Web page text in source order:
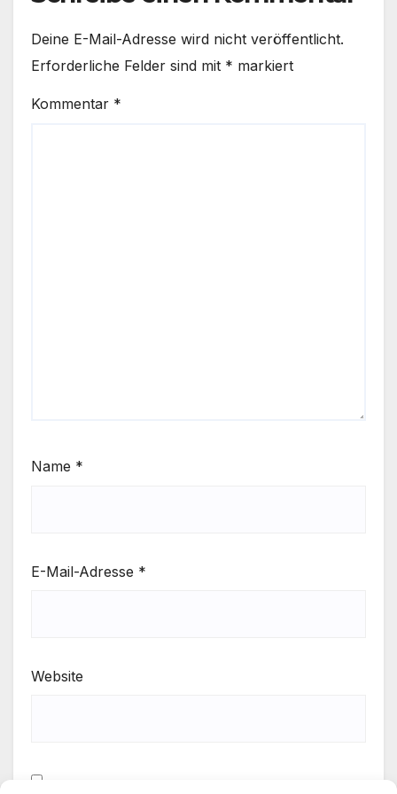
Deine E-Mail-Adresse wird nicht veröffentlicht.
Erforderliche Felder sind mit * markiert
Kommentar *
Name *
E-Mail-Adresse *
Website